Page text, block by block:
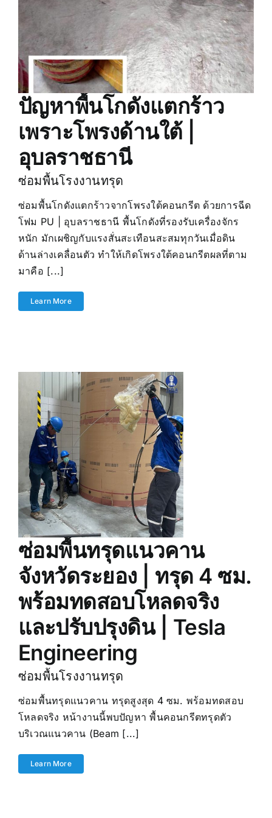
ปัญหาพื้นโกดังแตกร้าว
เพราะโพรงด้านใต้ |
อุบลราชธานี
ซ่อมพื้นโรงงานทรุด
ซ่อมพื้นโกดังแตกร้าวจากโพรงใต้คอนกรีต ด้วยการฉีด
โฟม PU | อุบลราชธานี พื้นโกดังที่รองรับเครื่องจักร
หนัก มักเผชิญกับแรงสั่นสะเทือนสะสมทุกวันเมื่อดิน
ด้านล่างเคลื่อนตัว ทำให้เกิดโพรงใต้คอนกรีตผลที่ตาม
มาคือ [...]
Learn More
ซ่อมพื้นทรุดแนวคาน
จังหวัดระยอง | ทรุด 4 ซม.
พร้อมทดสอบโหลดจริง
และปรับปรุงดิน | Tesla
Engineering
ซ่อมพื้นโรงงานทรุด
ซ่อมพื้นทรุดแนวคาน ทรุดสูงสุด 4 ซม. พร้อมทดสอบ
โหลดจริง หน้างานนี้พบปัญหา พื้นคอนกรีตทรุดตัว
บริเวณแนวคาน (Beam [...]
Learn More